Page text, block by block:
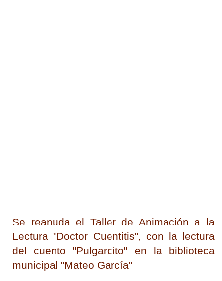
Se reanuda el Taller de Animación a la
Lectura "Doctor Cuentitis", con la lectura
del cuento "Pulgarcito" en la biblioteca
municipal "Mateo García"